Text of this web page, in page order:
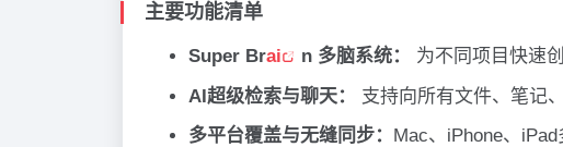
主要功能清单
Super Brai n 多脑系统：
为不同项目快速
AI超级检索与聊天：
支持向所有文件、笔记
多平台覆盖与无缝同步： Mac、iPhone、iPad